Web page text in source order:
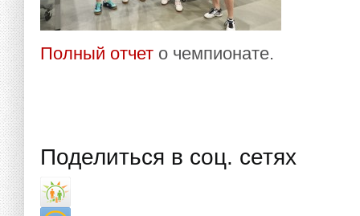
Полный отчет о чемпионате.
Поделиться в соц. сетях